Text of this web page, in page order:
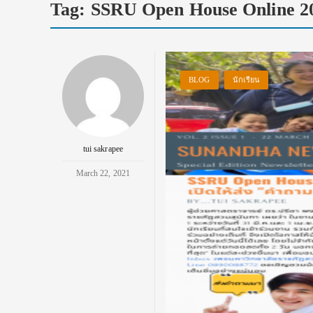
Tag: SSRU Open House Online
tui sakrapee
March 22, 2021
BLOG นักเรียน